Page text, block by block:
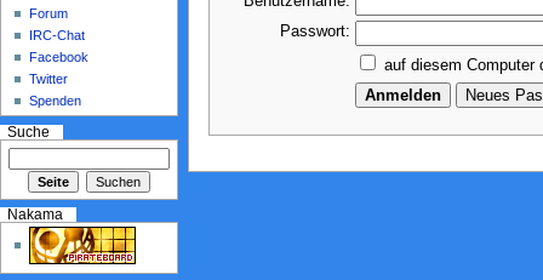
Passwort:
auf diesem Computer
Forum
IRC-Chat
Facebook
Twitter
Spenden
Suche
Nakama